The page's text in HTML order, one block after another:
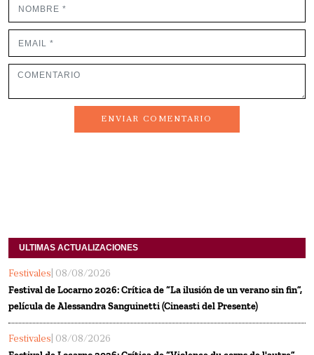
ENVIAR COMENTARIO
ULTIMAS ACTUALIZACIONES
Festivales | 08/08/2026
Festival de Locarno 2026: Crítica de “La ilusión de un verano sin fin”,
película de Alessandra Sanguinetti (Cineasti del Presente)
Festivales | 08/08/2026